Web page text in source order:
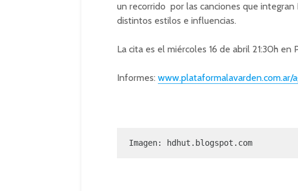
un recorrido por las canciones que
distintos estilos e influencias.
La cita es el miércoles 16 de abril 21:30h
Informes:
Imagen: hdhut.blogspot.com